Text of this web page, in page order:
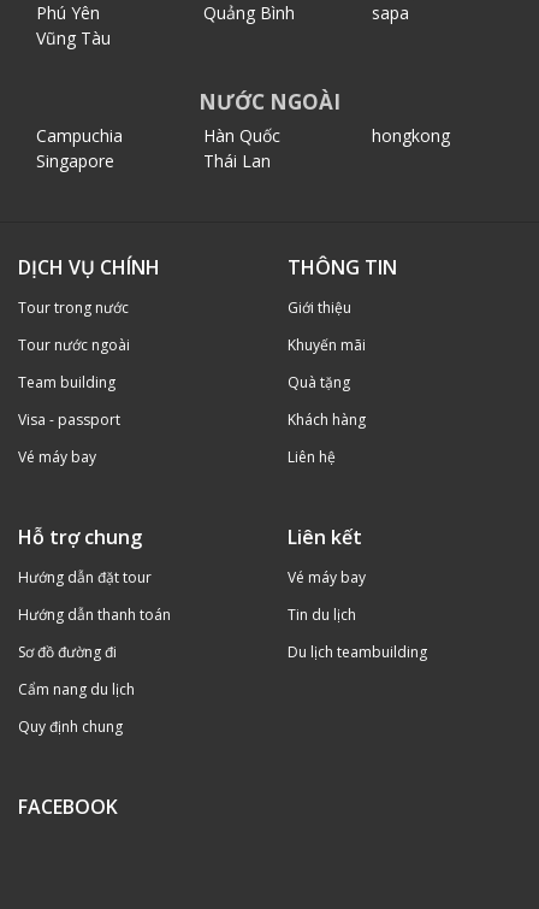
Phú Yên
Quảng Bình
sapa
Vũng Tàu
NƯỚC NGOÀI
Campuchia Hàn Quốc
hongkong
Singapore
Thái Lan
DỊCH VỤ CHÍNH
Tour trong nước
Tour nước ngoài
Team building
Visa - passport
Vé máy bay
THÔNG TIN
Giới thiệu
Khuyến mãi
Quà tặng
Khách hàng
Liên hệ
Hỗ trợ chung
Hướng dẫn đặt tour
Hướng dẫn thanh toán
Sơ đồ đường đi
Cẩm nang du lịch
Quy định chung
Liên kết
Vé máy bay
Tin du lịch
Du lịch teambuilding
FACEBOOK